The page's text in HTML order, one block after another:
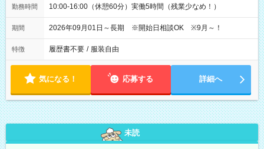
勤務時間 10:00-16:00（休憩60分）実働5時間（残業少なめ！）
期間 2026年09月01日～長期 ※開始日相談OK ※9月～！
特徴 履歴書不要 / 服装自由
気になる！ 応募する 詳細へ
未読